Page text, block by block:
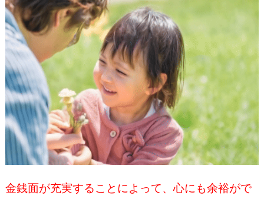
金銭面が充実することによって、心にも余裕がで